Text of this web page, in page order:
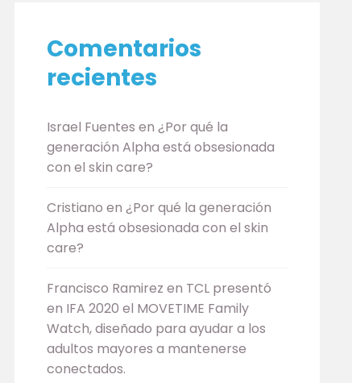
Comentarios
recientes
Israel Fuentes en ¿Por qué la
generación Alpha está obsesionada
con el skin care?
Cristiano en ¿Por qué la generación
Alpha está obsesionada con el skin
care?
Francisco Ramirez en TCL presentó
en IFA 2020 el MOVETIME Family
Watch, diseñado para ayudar a los
adultos mayores a mantenerse
conectados.